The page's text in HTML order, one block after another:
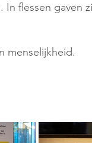
flessen gaven
menselijkheid.